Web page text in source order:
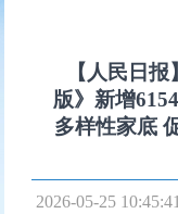
【人民日
版》新增
多样性家底
2026-05-25